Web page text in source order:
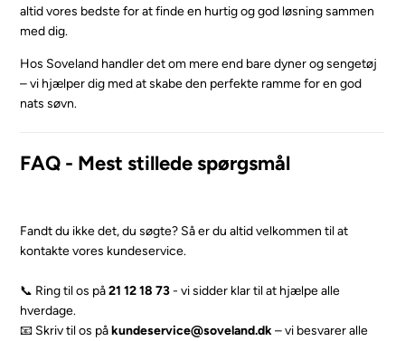
altid vores bedste for at finde en hurtig og god løsning sammen
med dig.
Hos Soveland handler det om mere end bare dyner og sengetøj
– vi hjælper dig med at skabe den perfekte ramme for en god
nats søvn.
FAQ - Mest stillede spørgsmål
Fandt du ikke det, du søgte? Så er du altid velkommen til at
kontakte vores kundeservice.
📞 Ring til os på21 12 18 73- vi sidder klar til at hjælpe alle
hverdage.
📧 Skriv til os påkundeservice@soveland.dk– vi besvarer alle